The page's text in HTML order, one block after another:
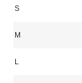
S
M
L